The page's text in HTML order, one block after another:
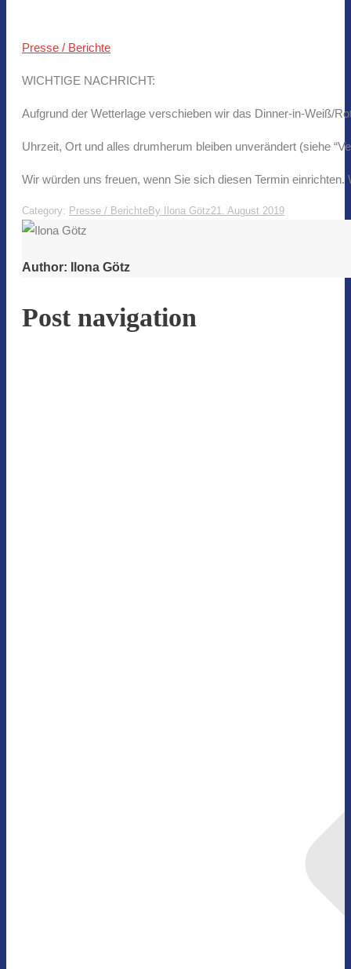
Presse / Berichte
WICHTIGE NACHRICHT:
Aufgrund der Wetterlage verschieben wir das Dinner-in-Weiß/
Uhrzeit, Ort und alles drumherum bleiben unverändert (siehe
Wir würden uns freuen, wenn Sie sich diesen Termin
Category: Presse / BerichteBy Ilona Götz21. August 2019
Author: Ilona Götz
Post navigation